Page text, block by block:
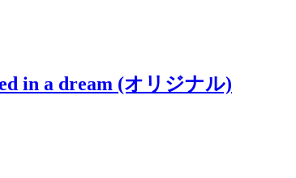
in a dream (オリジナル)